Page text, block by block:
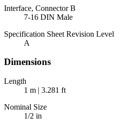
Interface, Connector B
7-16 DIN Male
Specification Sheet Revision Level
A
Dimensions
Length
1 m | 3.281 ft
Nominal Size
1/2 in